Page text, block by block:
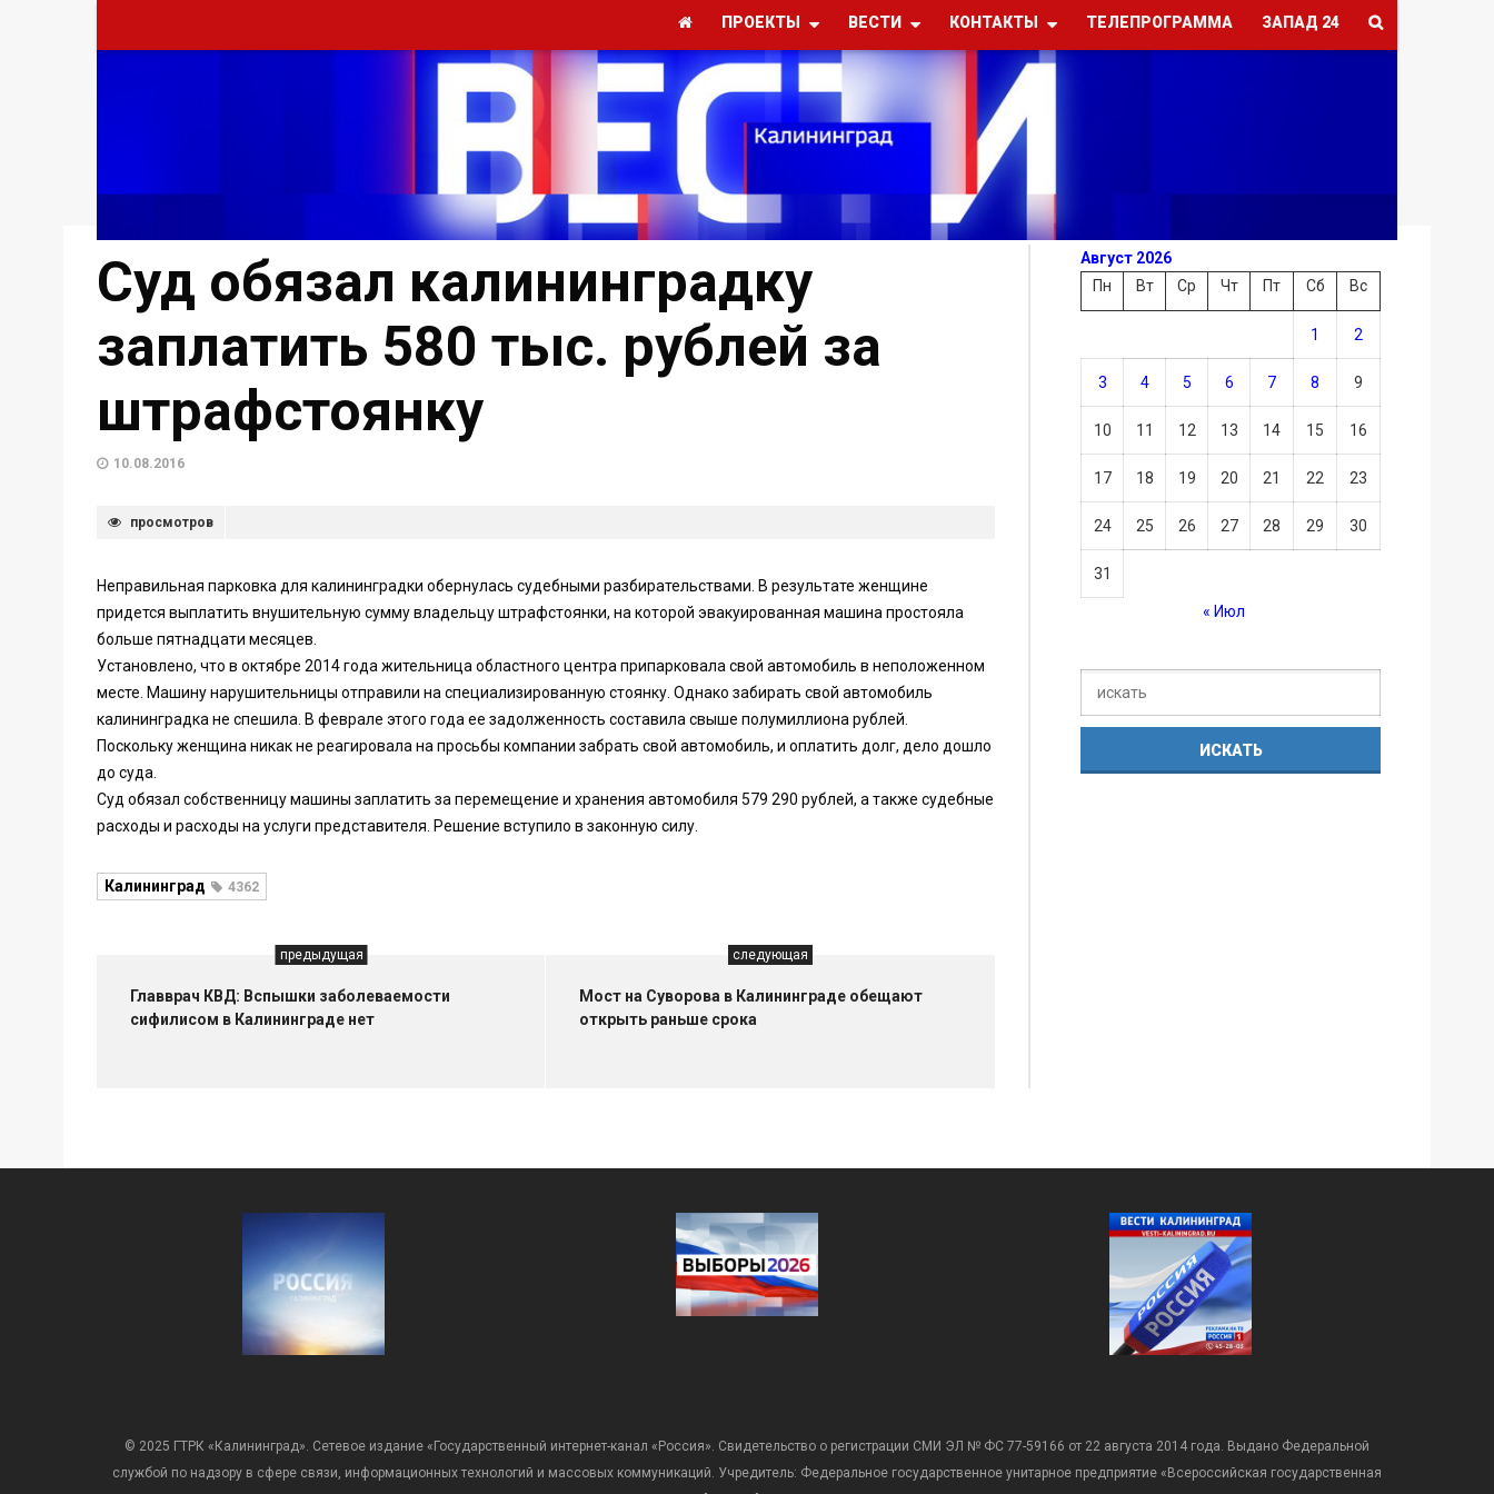
ПРОЕКТЫ ВЕСТИ КОНТАКТЫ ТЕЛЕПРОГРАММА ЗАПАД 24
Суд обязал калининградку
заплатить 580 тыс. рублей за
штрафстоянку
10.08.2016
просмотров
Неправильная парковка для калининградки обернулась судебными разбирательствами. В результате женщине
придется выплатить внушительную сумму владельцу штрафстоянки, на которой эвакуированная машина простояла
больше пятнадцати месяцев.
Установлено, что в октябре 2014 года жительница областного центра припарковала свой автомобиль в неположенном
месте. Машину нарушительницы отправили на специализированную стоянку. Однако забирать свой автомобиль
калининградка не спешила. В феврале этого года ее задолженность составила свыше полумиллиона рублей.
Поскольку женщина никак не реагировала на просьбы компании забрать свой автомобиль, и оплатить долг, дело дошло
до суда.
Суд обязал собственницу машины заплатить за перемещение и хранения автомобиля 579 290 рублей, а также судебные
расходы и расходы на услуги представителя. Решение вступило в законную силу.
Калининград 4362
предыдущая
Главврач КВД: Вспышки заболеваемости
сифилисом в Калининграде нет
следующая
Мост на Суворова в Калининграде обещают
открыть раньше срока
Август 2026
Пн
Вт Ср Чт Пт Сб Вс
1 2
3 4 5 6 7 8 9
10 11 12 13 14 15 16
17 18 19 20 21 22 23
24 25 26 27 28 29 30
31
« Июл
© 2025 ГТРК «Калининград». Сетевое издание «Государственный интернет-канал «Россия». Свидетельство о регистрации СМИ ЭЛ № ФС 77-59166 от 22 августа 2014 года. Выдано Федеральной
службой по надзору в сфере связи, информационных технологий и массовых коммуникаций. Учредитель: Федеральное государственное унитарное предприятие «Всероссийская государственная